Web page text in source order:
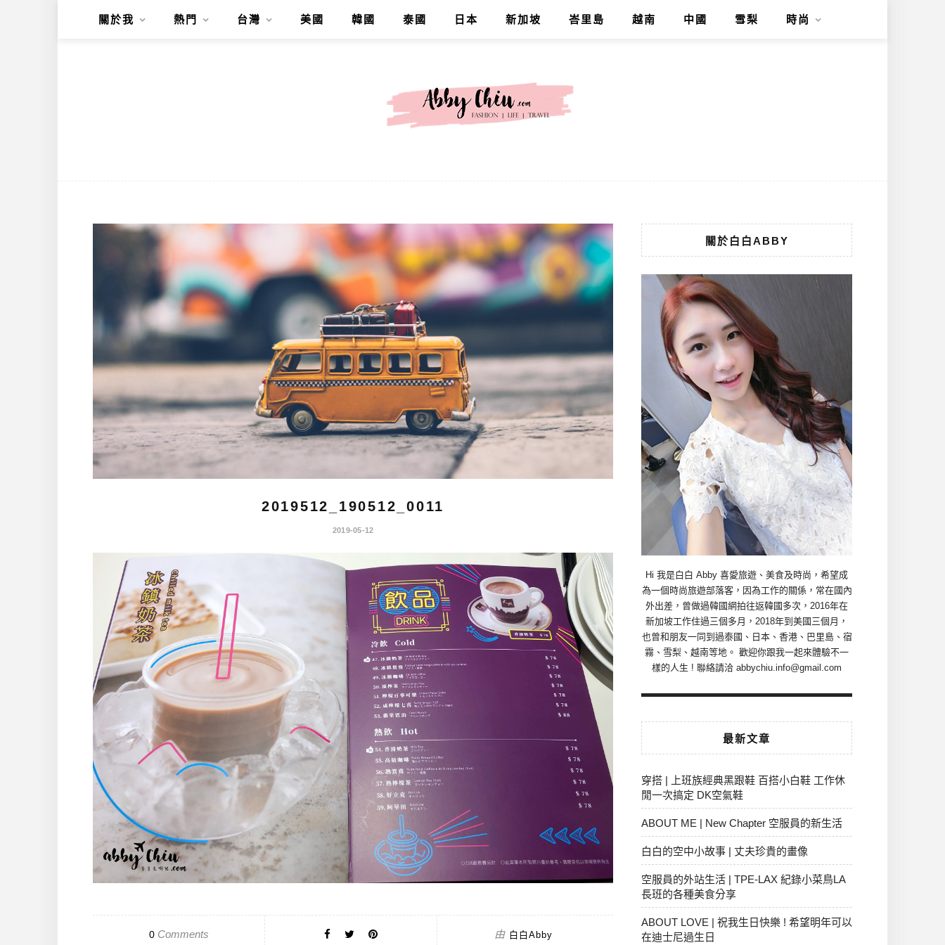
關於我 熱門 台灣 美國 韓國 泰國 日本 新加坡 峇里島 越南 中國 雪梨 時尚
2019512_190512_0011
2019-05-12
0Comments 由 白白Abby
關於白白ABBY
Hi 我是白白 Abby 喜愛旅遊、美食及時尚，希望成
為一個時尚旅遊部落客，因為工作的關係，常在國內
外出差，曾做過韓國網拍往返韓國多次，2016年在
新加坡工作住過三個多月，2018年到美國三個月，
也曾和朋友一同到過泰國、日本、香港、巴里島、宿
霧、雪梨、越南等地。 歡迎你跟我一起來體驗不一
樣的人生 ! 聯絡請洽 abbychiu.info@gmail.com
最新文章
穿搭 | 上班族經典黑跟鞋 百搭小白鞋 工作休
閒一次搞定 DK空氣鞋
ABOUT ME | New Chapter 空服員的新生活
白白的空中小故事 | 丈夫珍貴的畫像
空服員的外站生活 | TPE-LAX 紀錄小菜鳥LA
長班的各種美食分享
ABOUT LOVE | 祝我生日快樂 ! 希望明年可以
在迪士尼過生日